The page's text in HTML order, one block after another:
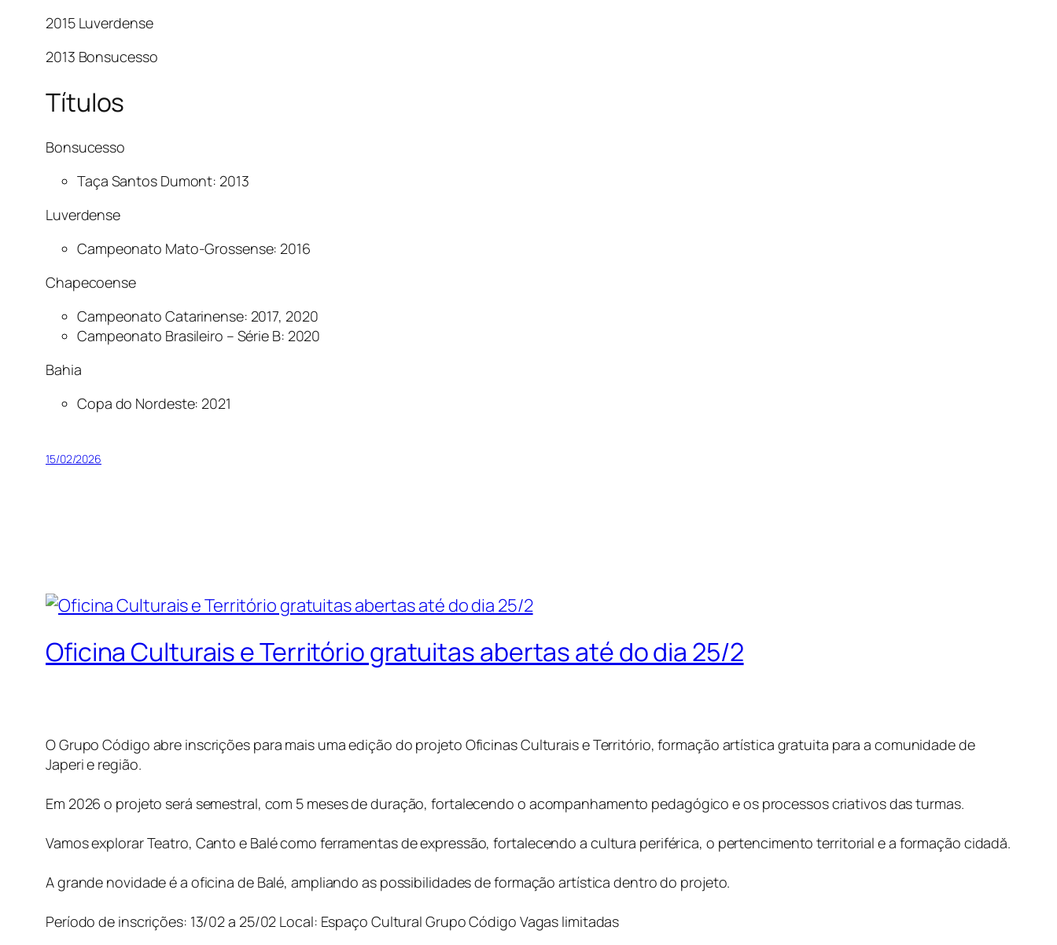
2015 Luverdense
2013 Bonsucesso
Títulos
Bonsucesso
Taça Santos Dumont: 2013
Luverdense
Campeonato Mato-Grossense: 2016
Chapecoense
Campeonato Catarinense: 2017, 2020
Campeonato Brasileiro – Série B: 2020
Bahia
Copa do Nordeste: 2021
15/02/2026
Oficina Culturais e Território gratuitas abertas até do dia 25/2
O Grupo Código abre inscrições para mais uma edição do projeto Oficinas Culturais e Território, formação artística gratuita para a comunidade de
Japeri e região.
Em 2026 o projeto será semestral, com 5 meses de duração, fortalecendo o acompanhamento pedagógico e os processos criativos das turmas.
Vamos explorar Teatro, Canto e Balé como ferramentas de expressão, fortalecendo a cultura periférica, o pertencimento territorial e a formação cidadă.
A grande novidade é a oficina de Balé, ampliando as possibilidades de formação artística dentro do projeto.
Período de inscrições: 13/02 a 25/02 Local: Espaço Cultural Grupo Código Vagas limitadas